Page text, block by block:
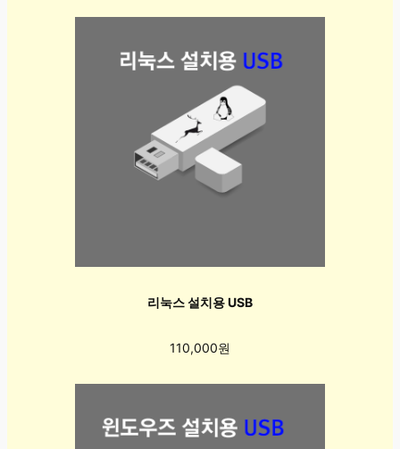
리눅스 설치용 USB
110,000원